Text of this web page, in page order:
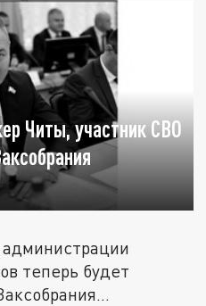
Читы, участник СВО
теперь будет